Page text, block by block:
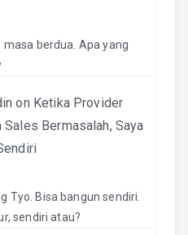
berdua. Apa yang
on Ketika Provider
Bermasalah, Saya
Tyo. Bisa bangun sendiri.
sendiri atau?